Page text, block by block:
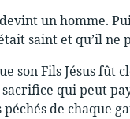
un homme.
saint et qu’il
son Fils Jésus fût
qui peut
de chaque